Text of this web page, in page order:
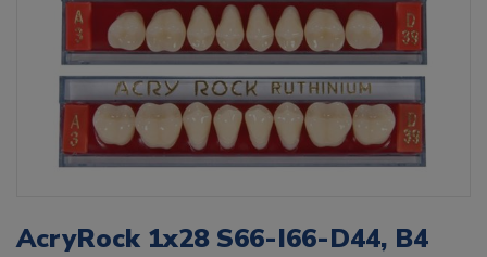
AcryRock 1x28 S66-I66-D44, B4